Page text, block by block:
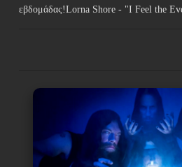
εβδομάδας!Lorna Shore - "I Feel the